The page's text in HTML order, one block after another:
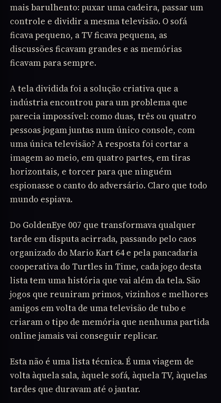
mais barulhento: puxar uma cadeira, passar um
controle e dividir a mesma televisão. O sofá
ficava pequeno, a TV ficava pequena, as
discussões ficavam grandes e as memórias
ficavam para sempre.
A tela dividida foi a solução criativa que a
indústria encontrou para um problema que
parecia impossível: como duas, três ou quatro
pessoas jogam juntas num único console, com
uma única televisão? A resposta foi cortar a
imagem ao meio, em quatro partes, em tiras
horizontais, e torcer para que ninguém
espionasse o canto do adversário. Claro que todo
mundo espiava.
Do GoldenEye 007 que transformava qualquer
tarde em disputa acirrada, passando pelo caos
organizado do Mario Kart 64 e pela pancadaria
cooperativa do Turtles in Time, cada jogo desta
lista tem uma história que vai além da tela. São
jogos que reuniram primos, vizinhos e melhores
amigos em volta de uma televisão de tubo e
criaram o tipo de memória que nenhuma partida
online jamais vai conseguir replicar.
Esta não é uma lista técnica. É uma viagem de
volta àquela sala, àquele sofá, àquela TV, àquelas
tardes que duravam até o jantar.